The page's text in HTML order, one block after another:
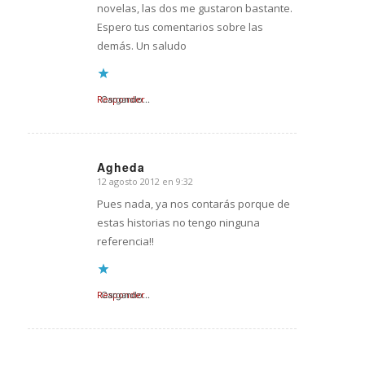
novelas, las dos me gustaron bastante.
Espero tus comentarios sobre las
demás. Un saludo
Cargando...
Responder
Agheda
Dice:
12 agosto 2012 en 9:32
Pues nada, ya nos contarás porque de
estas historias no tengo ninguna
referencia!!
Cargando...
Responder